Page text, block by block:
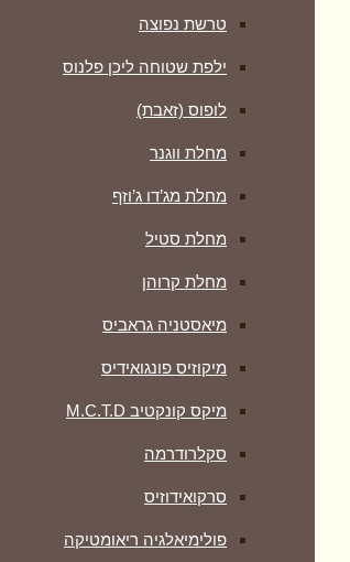
טרשת נפוצה
ילפת שטוחה ליכן פלנוס
לופוס (זאבת)
מחלת ווגנר
מחלת מג’דו ג’וזף
מחלת סטיל
מחלת קרוהן
מיאסטניה גראביס
מיקוזיס פונגואידיס
מיקס קונקטיב M.C.T.D
סקלרודרמה
סרקואידוזיס
פולימיאלגיה ריאומטיקה